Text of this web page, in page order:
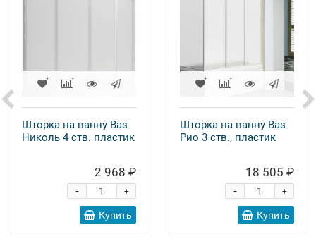
Шторка на ванну Bas
Николь 4 ств. пластик
2 968 ₽
+
-
Купить
Шторка на ванну Bas
Рио 3 ств., пластик
18 505 ₽
+
-
Купить